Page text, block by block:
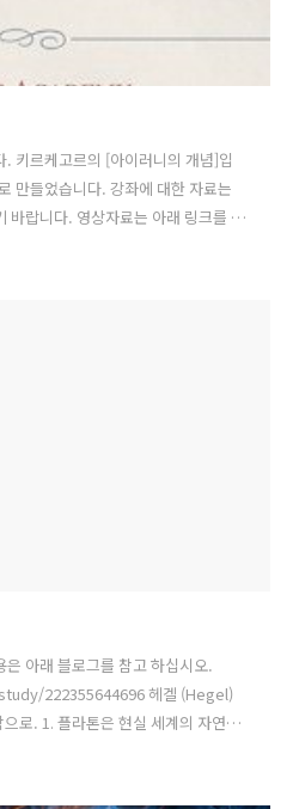
키르케고르의 [아이러니의 개념]입
만들었습니다. 강좌에 대한 자료는
바랍니다. 영상자료는 아래 링크를 참
D_18bdH7vrU
아래 블로그를 참고 하십시오.
222355644696 헤겔 (Hegel)
로. 1. 플라톤은 현실 세계의 자연은
림자일 뿐이라 생각했다. 플라톤에